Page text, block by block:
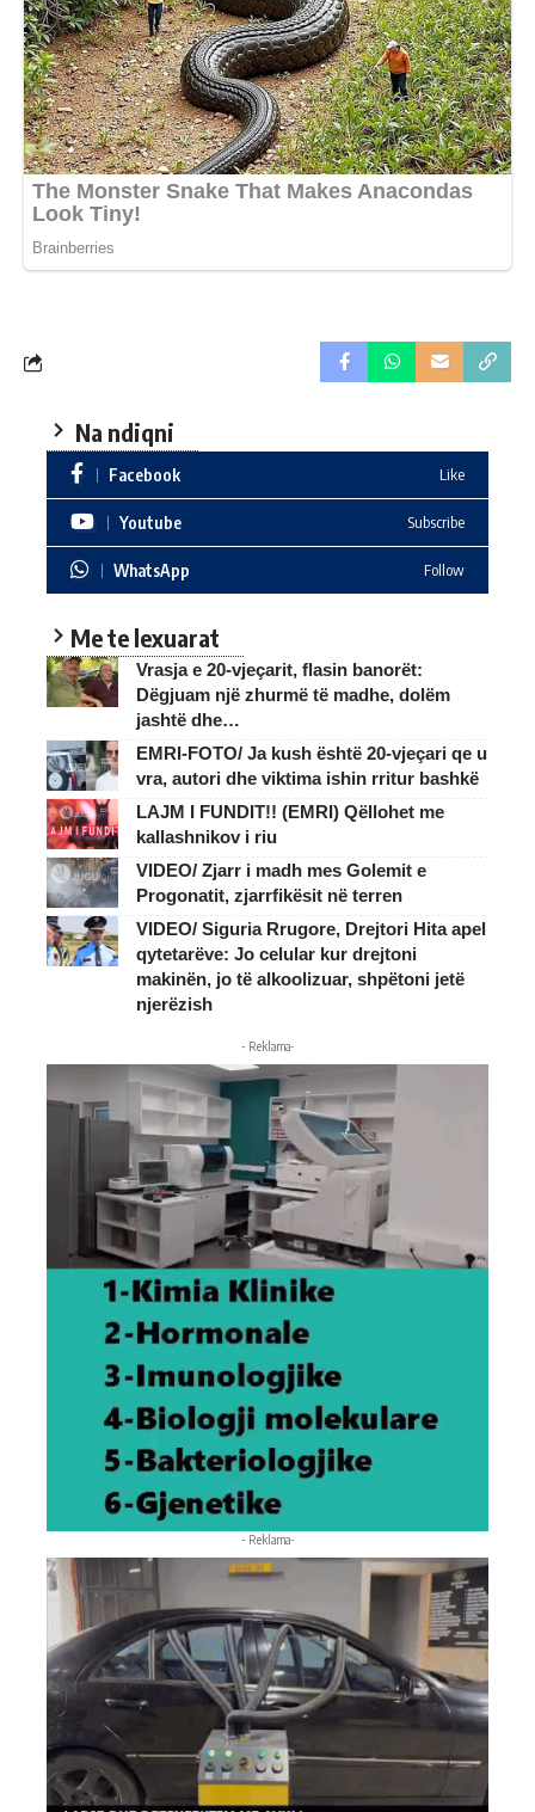
Na ndiqni
Facebook Like
Youtube Subscribe
WhatsApp Follow
Me te lexuarat
Vrasja e 20-vjeçarit, flasin banorët:
Dëgjuam një zhurmë të madhe, dolëm
jashtë dhe…
EMRI-FOTO/ Ja kush është 20-vjeçari qe u
vra, autori dhe viktima ishin rritur bashkë
LAJM I FUNDIT!! (EMRI) Qëllohet me
kallashnikov i riu
VIDEO/ Zjarr i madh mes Golemit e
Progonatit, zjarrfikësit në terren
VIDEO/ Siguria Rrugore, Drejtori Hita apel
qytetarëve: Jo celular kur drejtoni
makinën, jo të alkoolizuar, shpëtoni jetë
njerëzish
- Reklama-
- Reklama-